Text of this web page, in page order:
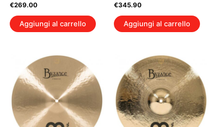
€269.00
Aggiungi al carrello
€345.90
Aggiungi al carrello